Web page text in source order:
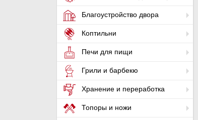
Благоустройство двора
Коптильни
Печи для пищи
Грили и барбекю
Хранение и переработка
Топоры и ножи